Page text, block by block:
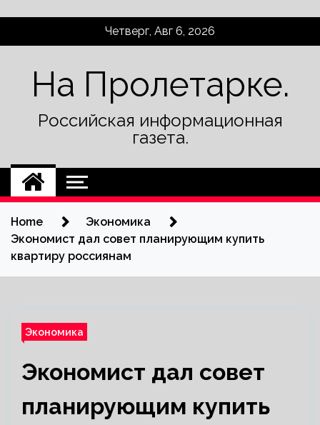
Четверг, Авг 6, 2026
На Пролетарке.
Российская информационная
газета.
Home
Экономика
Экономист дал совет планирующим купить
квартиру россиянам
Экономика
Экономист дал совет
планирующим купить